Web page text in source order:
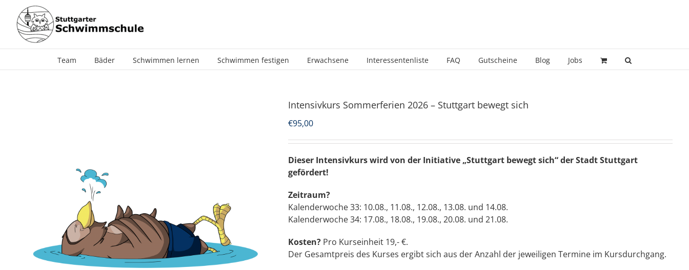
Inhalt
springen
Team Bäder Schwimmen lernen Schwimmen festigen Erwachsene Interessentenliste FAQ Gutscheine Blog Jobs
Intensivkurs Sommerferien 2026 – Stuttgart bewegt sich
€95,00
Dieser Intensivkurs wird von der Initiative „Stuttgart bewegt sich“ der Stadt Stuttgart
gefördert!
Zeitraum?
Kalenderwoche 33: 10.08., 11.08., 12.08., 13.08. und 14.08.
Kalenderwoche 34: 17.08., 18.08., 19.08., 20.08. und 21.08.
Kosten? Pro Kurseinheit 19,- €.
Der Gesamtpreis des Kurses ergibt sich aus der Anzahl der jeweiligen Termine im Kursdurchgang.